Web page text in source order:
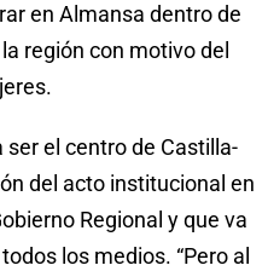
en Almansa dentro de
región con motivo del
ser el centro de Castilla-
del acto institucional en
Regional y que va
los medios. “Pero al